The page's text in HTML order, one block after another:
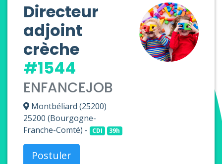
Directeur
adjoint
crèche
#1544
ENFANCEJOB
Montbéliard (25200)
25200 (Bourgogne-
Franche-Comté) -
CDI 39h
Postuler